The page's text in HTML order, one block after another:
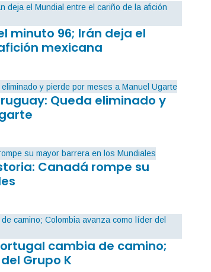
minuto 96; Irán deja el
mexicana
Queda eliminado y
Canadá rompe su
cambia de camino;
Grupo K